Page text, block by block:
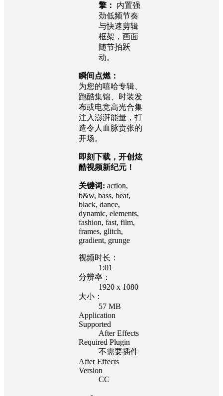
擎：
内置强
劲低频节奏
与快速剪辑
框架，画面
随节拍跃
动。
瞬间点燃：
为您的嘻哈专辑、
跑酷集锦、时装发
布或电竞高光合集
注入澎湃能量，打
造令人血脉贲张的
开场。
即刻下载，开创炫
酷视频新纪元！
关键词: action,
b&w, bass, beat,
black, dance,
dynamic, elements,
fashion, fast, film,
frames, glitch,
gradient, grunge
视频时长：
1:01
分辨率：
1920 x 1080
大小：
57 MB
Application
Supported
After Effects
Required Plugin
不需要插件
After Effects
Version
CC